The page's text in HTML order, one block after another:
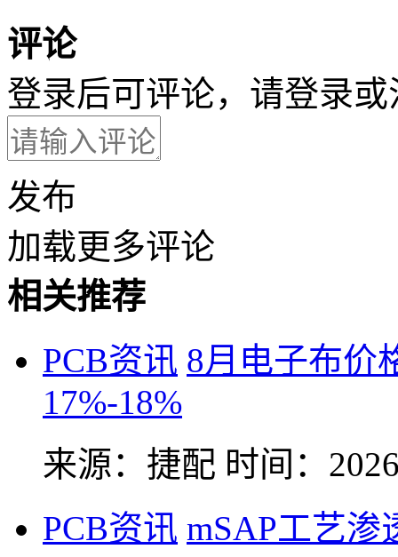
评论
登录后可评论，请登录或
发布
加载更多评论
相关推荐
PCB资讯 8月电子布价
17%-18%
来源：捷配 时间：
PCB资讯 mSAP工艺